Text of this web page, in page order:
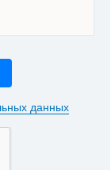
данных